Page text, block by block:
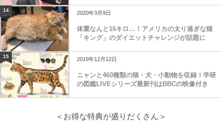
14 2020年3月9日
体重なんと16キロ…！アメリカの太り過ぎな猫
「キング」のダイエットチャレンジが話題に
15 2019年12月12日
ニャンと460種類の猫・犬・小動物を収録！学研
の図鑑LIVEシリーズ最新刊はBBCの映像付き
＜お得な特典が盛りだくさん＞